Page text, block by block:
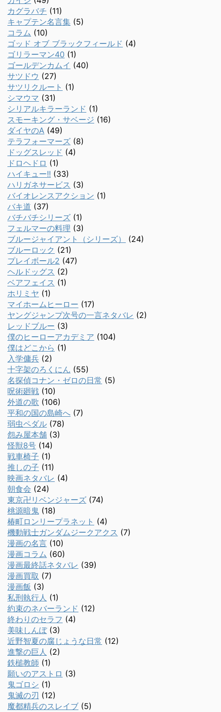
カグラバチ (11)
キャプテン名言集 (5)
コラム (10)
ゴッド オブ ブラックフィールド (4)
ゴリラーマン40 (1)
ゴールデンカムイ (40)
サツドウ (27)
サツリクルート (1)
シマウマ (31)
シリアルキラーランド (1)
スモーキング・サベージ (16)
ダイヤのA (49)
テラフォーマーズ (8)
ドッグスレッド (4)
ドロヘドロ (1)
ハイキュー!! (33)
ハリガネサービス (3)
バイオレンスアクション (1)
バキ道 (37)
バチバチシリーズ (1)
フェルマーの料理 (3)
ブルージャイアント（シリーズ）
(24)
ブルーロック (21)
プレイボール2 (47)
ヘルドッグス (2)
ベアフェイス (1)
ホリミヤ (1)
マイホームヒーロー (17)
ヤングジャンプ次号の一言ネタバレ (2)
レッドブルー (3)
僕のヒーローアカデミア (104)
僕はどこから (1)
入学傭兵 (2)
十字架のろくにん (55)
名探偵コナン・ゼロの日常 (5)
呪術廻戦 (10)
外道の歌 (106)
平和の国の島崎へ (7)
弱虫ペダル (78)
怨み屋本舗 (3)
怪獣8号 (14)
戦車椅子 (1)
推しの子 (11)
映画ネタバレ (4)
朝食会 (24)
東京卍リベンジャーズ (74)
桃源暗鬼 (18)
椿町ロンリープラネット (4)
機動戦士ガンダムジークアクス (7)
漫画の名言 (10)
漫画コラム (60)
漫画最終話ネタバレ (39)
漫画買取 (7)
漫画飯 (3)
私刑執行人 (1)
約束のネバーランド (12)
終わりのセラフ (4)
美味しんぼ(3)
近野智夏の腐じょうな日常 (12)
進撃の巨人 (2)
鉄槌教師 (1)
願いのアストロ (3)
鬼ゴロシ (1)
鬼滅の刃 (12)
魔都精兵のスレイブ (5)